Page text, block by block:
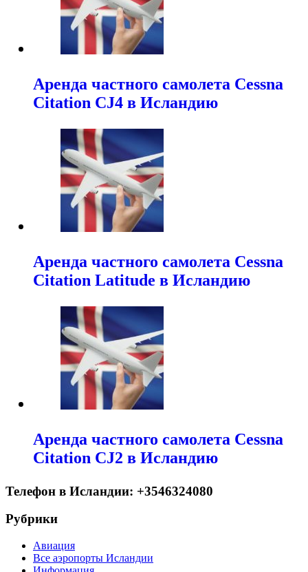
Аренда частного самолета Cessna
Citation CJ4 в Исландию
Аренда частного самолета Cessna
Citation Latitude в Исландию
Аренда частного самолета Cessna
Citation CJ2 в Исландию
Телефон в Исландии: +3546324080
Рубрики
Авиация
Все аэропорты Исландии